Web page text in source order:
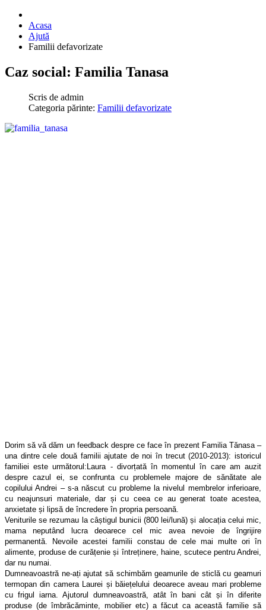
Acasa
Ajută
Familii defavorizate
Caz social: Familia Tanasa
Scris de admin
Categoria părinte: Familii defavorizate
Dorim să vă dăm un feedback despre ce face în prezent Familia Tănasa –
una dintre cele două familii ajutate de noi în trecut (2010-2013): istoricul
familiei este următorul: Laura - divorțată în momentul în care am auzit
despre cazul ei, se confrunta cu problemele majore de sănătate ale
copilului Andrei – s-a născut cu probleme la nivelul membrelor inferioare,
cu neajunsuri materiale, dar și cu ceea ce au generat toate acestea,
anxietate și lipsă de încredere în propria persoană.
Veniturile se rezumau la câștigul bunicii (800 lei/lună) și alocația celui mic,
mama neputând lucra deoarece cel mic avea nevoie de îngrijire
permanentă. Nevoile acestei familii constau de cele mai multe ori în
alimente, produse de curățenie și întreținere, haine, scutece pentru Andrei,
dar nu numai.
Dumneavoastră ne-ați ajutat să schimbăm geamurile de sticlă cu geamuri
termopan din camera Laurei și băiețelului deoarece aveau mari probleme
cu frigul iarna. Ajutorul dumneavoastră, atât în bani cât și în diferite
produse (de îmbrăcăminte, mobilier etc) a făcut ca această familie să